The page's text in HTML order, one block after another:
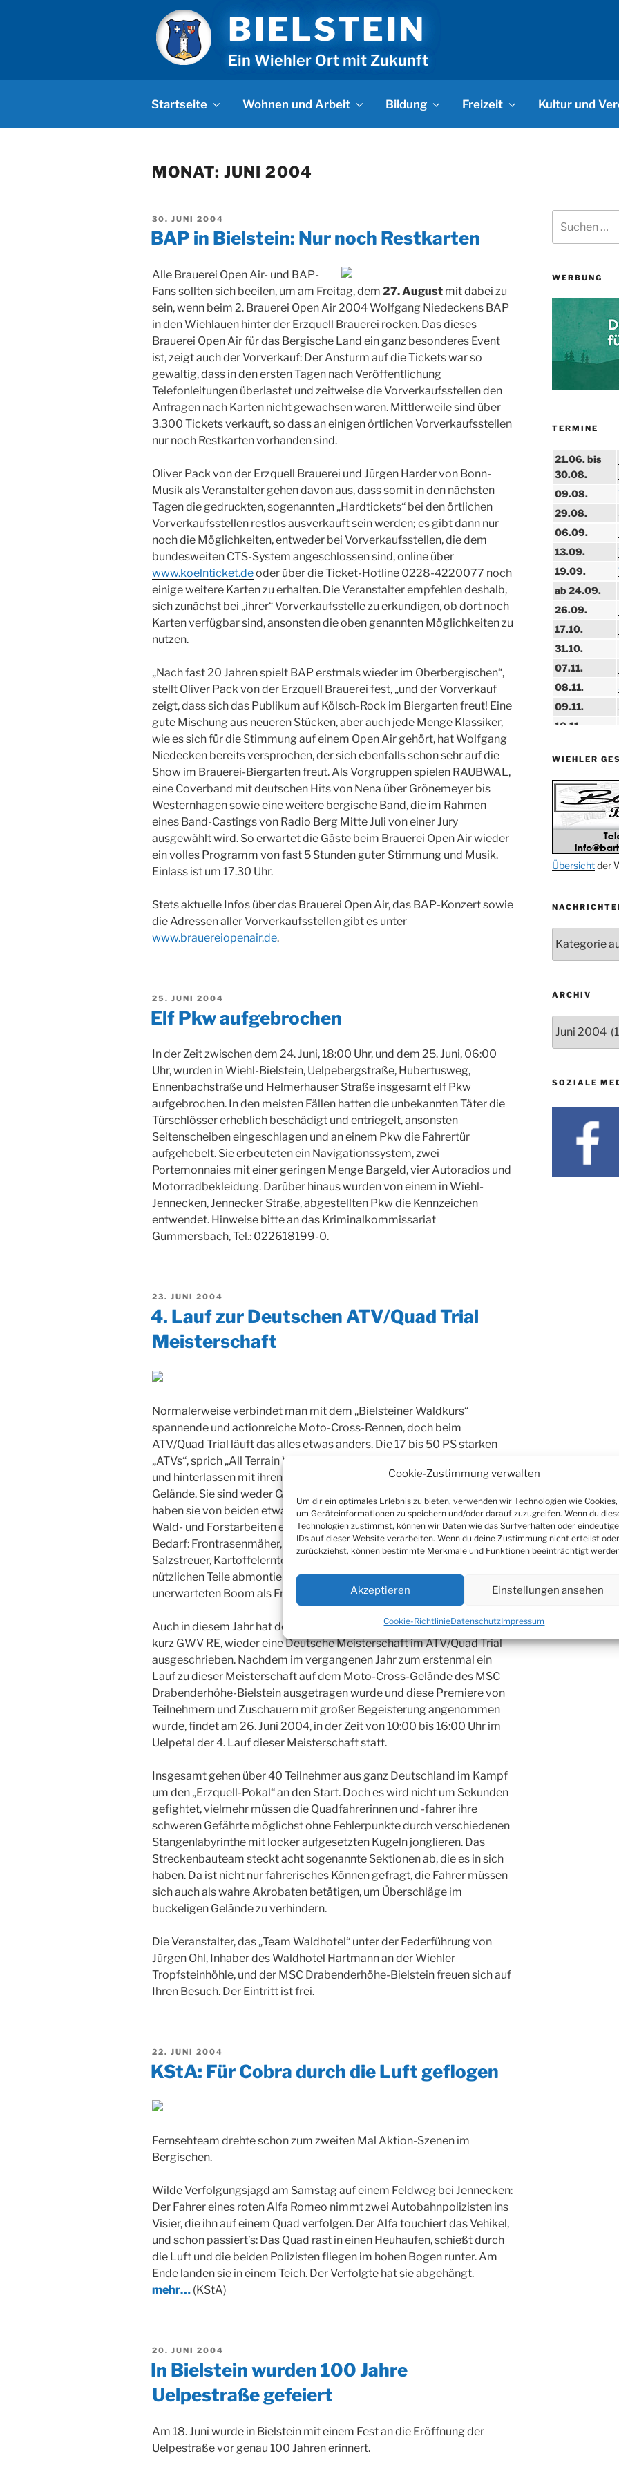
Cookie-Zustimmung verwalten
Um dir ein optimales Erlebnis zu bieten, verwenden wir Technologien wie Cookies,
um Geräteinformationen zu speichern und/oder darauf zuzugreifen. Wenn du
Technologien zustimmst, können wir Daten wie das Surfverhalten oder eindeutige
IDs auf dieser Website verarbeiten. Wenn du deine Zustimmung nicht erteilst oder
zurückziehst, können bestimmte Merkmale und Funktionen beeinträchtigt
Akzeptieren Einstellungen ansehen
Cookie-RichtlinieDatenschutzImpressum
BIELSTEIN
Ein Wiehler Ort mit Zukunft
Startseite Wohnen und Arbeit Bildung Freizeit Kultur und
MONAT: JUNI 2004
VERÖFFENTLICHT
AM
30. JUNI 2004
BAP in Bielstein: Nur noch Restkarten
Alle Brauerei Open Air- und BAP-
Fans sollten sich beeilen, um am Freitag, dem 27. August mit dabei zu
sein, wenn beim 2. Brauerei Open Air 2004 Wolfgang Niedeckens BAP
in den Wiehlauen hinter der Erzquell Brauerei rocken. Das dieses
Brauerei Open Air für das Bergische Land ein ganz besonderes Event
ist, zeigt auch der Vorverkauf: Der Ansturm auf die Tickets war so
gewaltig, dass in den ersten Tagen nach Veröffentlichung
Telefonleitungen überlastet und zeitweise die Vorverkaufsstellen den
Anfragen nach Karten nicht gewachsen waren. Mittlerweile sind über
3.300 Tickets verkauft, so dass an einigen örtlichen Vorverkaufsstellen
nur noch Restkarten vorhanden sind.
Oliver Pack von der Erzquell Brauerei und Jürgen Harder von Bonn-
Musik als Veranstalter gehen davon aus, dass somit in den nächsten
Tagen die gedruckten, sogenannten „Hardtickets“ bei den örtlichen
Vorverkaufsstellen restlos ausverkauft sein werden; es gibt dann nur
noch die Möglichkeiten, entweder bei Vorverkaufsstellen, die dem
bundesweiten CTS-System angeschlossen sind, online über
www.koelnticket.deoder über die Ticket-Hotline 0228-4220077 noch
einige weitere Karten zu erhalten. Die Veranstalter empfehlen deshalb,
sich zunächst bei „ihrer“ Vorverkaufsstelle zu erkundigen, ob dort noch
Karten verfügbar sind, ansonsten die oben genannten Möglichkeiten zu
nutzen.
„Nach fast 20 Jahren spielt BAP erstmals wieder im Oberbergischen“,
stellt Oliver Pack von der Erzquell Brauerei fest, „und der Vorverkauf
zeigt, dass sich das Publikum auf Kölsch-Rock im Biergarten freut! Eine
gute Mischung aus neueren Stücken, aber auch jede Menge Klassiker,
wie es sich für die Stimmung auf einem Open Air gehört, hat Wolfgang
Niedecken bereits versprochen, der sich ebenfalls schon sehr auf die
Show im Brauerei-Biergarten freut. Als Vorgruppen spielen RAUBWAL,
eine Coverband mit deutschen Hits von Nena über Grönemeyer bis
Westernhagen sowie eine weitere bergische Band, die im Rahmen
eines Band-Castings von Radio Berg Mitte Juli von einer Jury
ausgewählt wird. So erwartet die Gäste beim Brauerei Open Air wieder
ein volles Programm von fast 5 Stunden guter Stimmung und Musik.
Einlass ist um 17.30 Uhr.
Stets aktuelle Infos über das Brauerei Open Air, das BAP-Konzert sowie
die Adressen aller Vorverkaufsstellen gibt es unter
www.brauereiopenair.de.
VERÖFFENTLICHT
AM
25. JUNI 2004
Elf Pkw aufgebrochen
In der Zeit zwischen dem 24. Juni, 18:00 Uhr, und dem 25. Juni, 06:00
Uhr, wurden in Wiehl-Bielstein, Uelpebergstraße, Hubertusweg,
Ennenbachstraße und Helmerhauser Straße insgesamt elf Pkw
aufgebrochen. In den meisten Fällen hatten die unbekannten Täter die
Türschlösser erheblich beschädigt und entriegelt, ansonsten
Seitenscheiben eingeschlagen und an einem Pkw die Fahrertür
aufgehebelt. Sie erbeuteten ein Navigationssystem, zwei
Portemonnaies mit einer geringen Menge Bargeld, vier Autoradios und
Motorradbekleidung. Darüber hinaus wurden von einem in Wiehl-
Jennecken, Jennecker Straße, abgestellten Pkw die Kennzeichen
entwendet. Hinweise bitte an das Kriminalkommissariat
Gummersbach, Tel.: 022618199-0.
VERÖFFENTLICHT
AM
23. JUNI 2004
4. Lauf zur Deutschen ATV/Quad Trial
Meisterschaft
Normalerweise verbindet man mit dem „Bielsteiner Waldkurs“
spannende und actionreiche Moto-Cross-Rennen, doch beim
ATV/Quad Trial läuft das alles etwas anders. Die 17 bis 50 PS starken
„ATVs“, sprich „All Terrain Vehicles“ blubbern gemächlich vor sich hin
und hinterlassen mit ihren dicken Profilrädern kaum Abdrücke im
Gelände. Sie sind weder Geländewagen noch Traktoren, dennoch
haben sie von beiden etwas. Sie werden in der Landwirtschaft oder bei
Wald- und Forstarbeiten eingesetzt. Zum Zubehör gehören je nach
Bedarf: Frontrasenmäher, Kehrmaschine, Schneeschild, Dünger- oder
Salzstreuer, Kartoffelernter, Holzanhänger und vieles mehr. Wenn die
nützlichen Teile abmontiert sind, erfreut sich das Vehikel heuer einem
unerwarteten Boom als Freizeitfahrzeug.
Auch in diesem Jahr hat der Geländewagenverband Rhein-Eifel e. V.,
kurz GWV RE, wieder eine Deutsche Meisterschaft im ATV/Quad Trial
ausgeschrieben. Nachdem im vergangenen Jahr zum erstenmal ein
Lauf zu dieser Meisterschaft auf dem Moto-Cross-Gelände des MSC
Drabenderhöhe-Bielstein ausgetragen wurde und diese Premiere von
Teilnehmern und Zuschauern mit großer Begeisterung angenommen
wurde, findet am 26. Juni 2004, in der Zeit von 10:00 bis 16:00 Uhr im
Uelpetal der 4. Lauf dieser Meisterschaft statt.
Insgesamt gehen über 40 Teilnehmer aus ganz Deutschland im Kampf
um den „Erzquell-Pokal“ an den Start. Doch es wird nicht um Sekunden
gefightet, vielmehr müssen die Quadfahrerinnen und -fahrer ihre
schweren Gefährte möglichst ohne Fehlerpunkte durch verschiedenen
Stangenlabyrinthe mit locker aufgesetzten Kugeln jonglieren. Das
Streckenbauteam steckt acht sogenannte Sektionen ab, die es in sich
haben. Da ist nicht nur fahrerisches Können gefragt, die Fahrer müssen
sich auch als wahre Akrobaten betätigen, um Überschläge im
buckeligen Gelände zu verhindern.
Die Veranstalter, das „Team Waldhotel“ unter der Federführung von
Jürgen Ohl, Inhaber des Waldhotel Hartmann an der Wiehler
Tropfsteinhöhle, und der MSC Drabenderhöhe-Bielstein freuen sich auf
Ihren Besuch. Der Eintritt ist frei.
VERÖFFENTLICHT
AM
22. JUNI 2004
KStA: Für Cobra durch die Luft geflogen
Fernsehteam drehte schon zum zweiten Mal Aktion-Szenen im
Bergischen.
Wilde Verfolgungsjagd am Samstag auf einem Feldweg bei Jennecken:
Der Fahrer eines roten Alfa Romeo nimmt zwei Autobahnpolizisten ins
Visier, die ihn auf einem Quad verfolgen. Der Alfa touchiert das Vehikel,
und schon passiert’s: Das Quad rast in einen Heuhaufen, schießt durch
die Luft und die beiden Polizisten fliegen im hohen Bogen runter. Am
Ende landen sie in einem Teich. Der Verfolgte hat sie abgehängt.
mehr… (KStA)
VERÖFFENTLICHT
AM
20. JUNI 2004
In Bielstein wurden 100 Jahre
Uelpestraße gefeiert
Am 18. Juni wurde in Bielstein mit einem Fest an die Eröffnung der
Uelpestraße vor genau 100 Jahren erinnert.
nach:
WERBUNG
TERMINE
21.06. bis
30.08.
09.08.
29.08.
06.09.
13.09.
19.09.
ab 24.09.
26.09.
17.10.
31.10.
07.11.
08.11.
09.11.
10.11.
14.11.
15.11.
15.11.
27.11.
29.11.
06.12.
24.09. bis
10.12.
WIEHLER
Übersichtder
ARCHIV
SOZIALE